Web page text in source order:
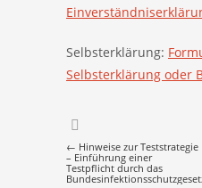
Selbsterklärung:
Selbsterklärung oder
Post
← Hinweise zur Teststrategie
– Einführung einer
Testpflicht durch das